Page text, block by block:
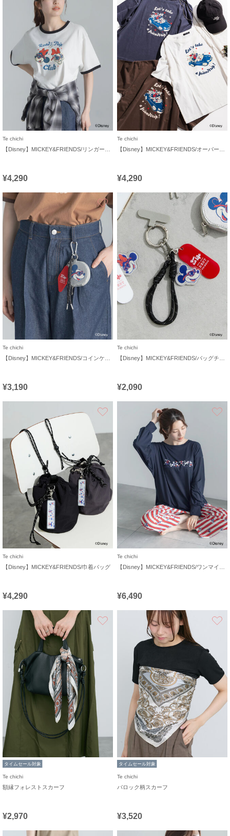
Te chichi
¥4,290
Te chichi
¥4,290
お気に入り
Te chichi
¥3,190
Te chichi
¥2,090
Te chichi
【Disney】MICKEY&FRIENDS/巾着バッグ
¥4,290
Te chichi
¥6,490
タイムセール対象
Te chichi
額縁フォレストスカーフ
¥2,970
タイムセール対象
Te chichi
バロック柄スカーフ
¥3,520